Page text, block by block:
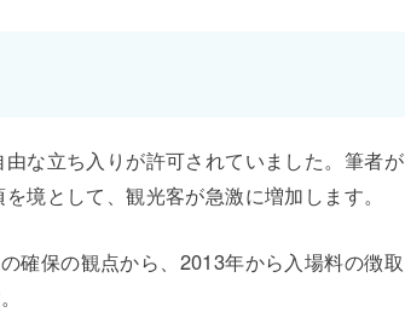
な立ち入りが許可されていました。筆者が
境として、観光客が急激に増加します。
確保の観点から、2013年から入場料の徴取